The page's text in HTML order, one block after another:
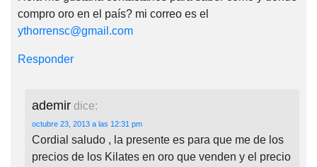
compro oro en el país? mi correo es el
ythorrensc@gmail.com
Responder
ademir dice:
octubre 23, 2013 a las 12:31 pm
Cordial saludo , la presente es para que me de los
precios de los Kilates en oro que venden y el precio